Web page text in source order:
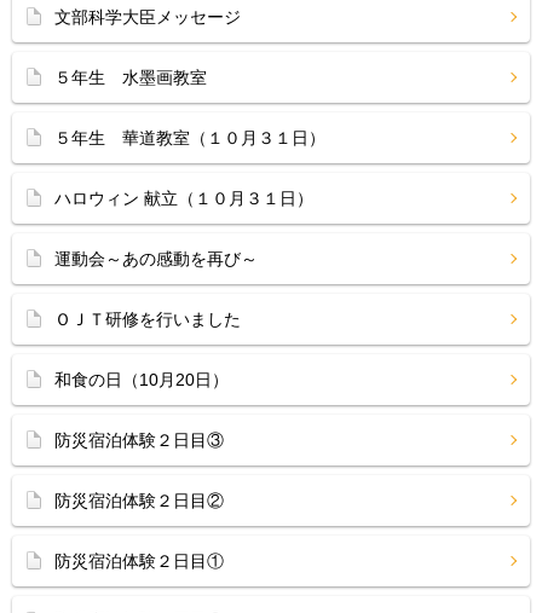
文部科学大臣メッセージ
５年生 水墨画教室
５年生 華道教室（１０月３１日）
ハロウィン 献立（１０月３１日）
運動会～あの感動を再び～
ＯＪＴ研修を行いました
和食の日（10月20日）
防災宿泊体験２日目③
防災宿泊体験２日目②
防災宿泊体験２日目①